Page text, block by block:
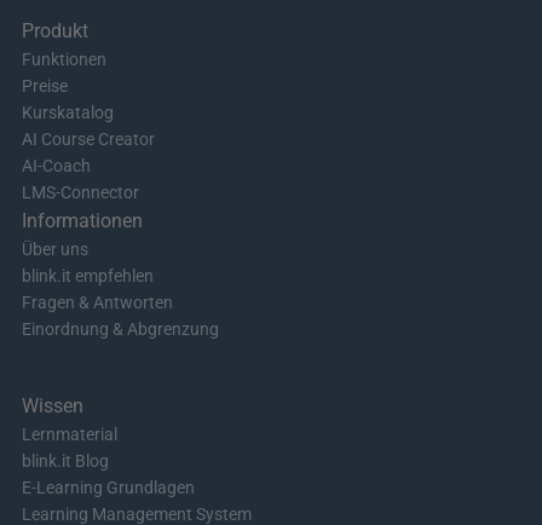
Produkt
Funktionen
Preise
Kurskatalog
AI Course Creator
AI-Coach
LMS-Connector
Informationen
Über uns
blink.it empfehlen
Fragen & Antworten
Einordnung & Abgrenzung
Wissen
Lernmaterial
blink.it Blog
E-Learning Grundlagen
Learning Management System